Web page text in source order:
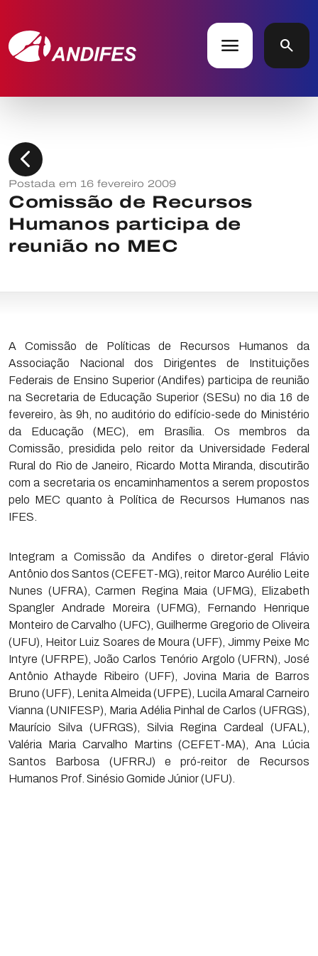
menu search
chevron_left
Postada em 16 fevereiro 2009
Comissão de Recursos
Humanos participa de
reunião no MEC
A Comissão de Políticas de Recursos Humanos da
Associação Nacional dos Dirigentes de Instituições
Federais de Ensino Superior (Andifes) participa de reunião
na Secretaria de Educação Superior (SESu) no dia 16 de
fevereiro, às 9h, no auditório do edifício-sede do Ministério
da Educação (MEC), em Brasília. Os membros da
Comissão, presidida pelo reitor da Universidade Federal
Rural do Rio de Janeiro, Ricardo Motta Miranda, discutirão
com a secretaria os encaminhamentos a serem propostos
pelo MEC quanto à Política de Recursos Humanos nas
IFES.
Integram a Comissão da Andifes o diretor-geral Flávio
Antônio dos Santos (CEFET-MG), reitor Marco Aurélio Leite
Nunes (UFRA), Carmen Regina Maia (UFMG), Elizabeth
Spangler Andrade Moreira (UFMG), Fernando Henrique
Monteiro de Carvalho (UFC), Guilherme Gregorio de Oliveira
(UFU), Heitor Luiz Soares de Moura (UFF), Jimmy Peixe Mc
Intyre (UFRPE), João Carlos Tenório Argolo (UFRN), José
Antônio Athayde Ribeiro (UFF), Jovina Maria de Barros
Bruno (UFF), Lenita Almeida (UFPE), Lucila Amaral Carneiro
Vianna (UNIFESP), Maria Adélia Pinhal de Carlos (UFRGS),
Maurício Silva (UFRGS), Silvia Regina Cardeal (UFAL),
Valéria Maria Carvalho Martins (CEFET-MA), Ana Lúcia
Santos Barbosa (UFRRJ) e pró-reitor de Recursos
Humanos Prof. Sinésio Gomide Júnior (UFU).